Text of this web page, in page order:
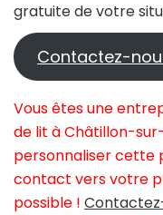
gratuite de votre
Contactez-
Vous êtes une
de lit à Châtillon-
personnaliser cette
contact vers votre
possible !